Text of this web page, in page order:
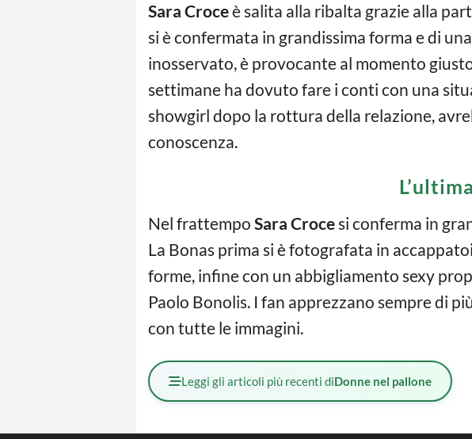
Sara Croceè salita alla ribalta grazie alla
si è confermata in grandissima forma e di
inosservato, è provocante al momento
settimane ha dovuto fare i conti con una
showgirl dopo la rottura della relazione,
conoscenza.
Nel frattempo Sara Crocesi conferma in
La Bonas prima si è fotografata in
forme, infine con un abbigliamento sexy
Paolo Bonolis. I fan apprezzano sempre di
con tutte le immagini.
Leggi gli articoli più recenti diDonne nel pallone